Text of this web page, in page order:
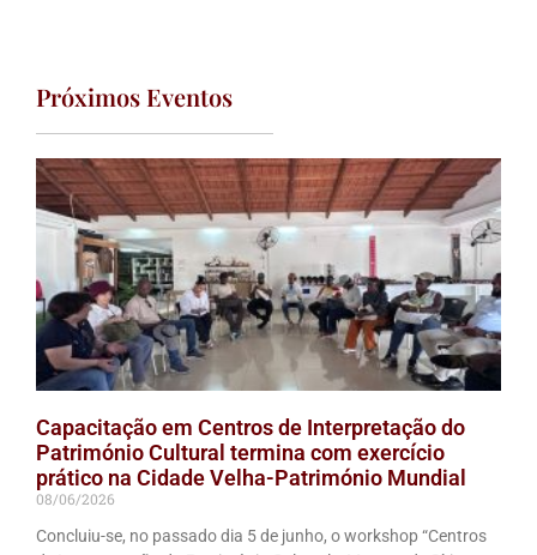
Próximos Eventos
Capacitação em Centros de Interpretação do
Património Cultural termina com exercício
prático na Cidade Velha-Património Mundial
08/06/2026
Concluiu-se, no passado dia 5 de junho, o workshop “Centros